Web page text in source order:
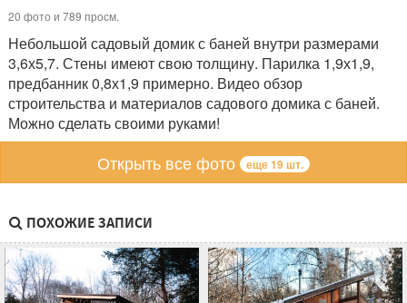
20 фото и 789 просм.
Небольшой садовый домик с баней внутри размерами
3,6х5,7. Стены имеют свою толщину. Парилка 1,9х1,9,
предбанник 0,8х1,9 примерно. Видео обзор
строительства и материалов садового домика с баней.
Можно сделать своими руками!
Открыть все фото еще 19 шт.
ПОХОЖИЕ ЗАПИСИ